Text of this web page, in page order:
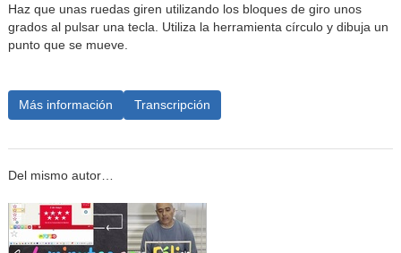
Haz que unas ruedas giren utilizando los bloques de giro unos
grados al pulsar una tecla. Utiliza la herramienta círculo y dibuja un
punto que se mueve.
Más información Transcripción
Del mismo autor…